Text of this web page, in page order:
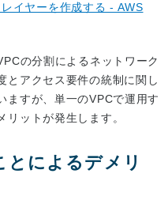
イヤーを作成する - AWS
の分割によるネットワーク
とアクセス要件の統制に関し
ますが、単一のVPCで運用す
ットが発生します。
とによるデメリ